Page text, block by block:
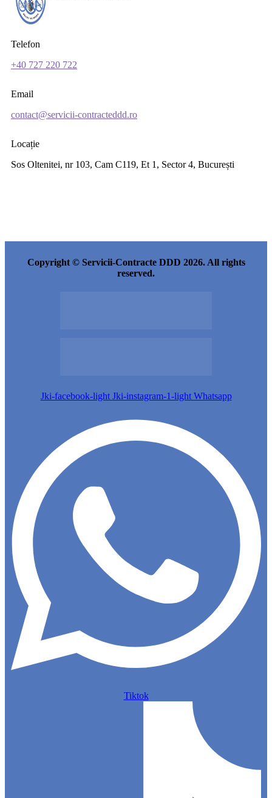
Telefon
+40 727 220 722
Email
contact@servicii-contracteddd.ro
Locație
Sos Oltenitei, nr 103, Cam C119, Et 1, Sector 4, București
Copyright © Servicii-Contracte DDD 2026. All rights
reserved.
Jki-facebook-light Jki-instagram-1-light Whatsapp
Tiktok